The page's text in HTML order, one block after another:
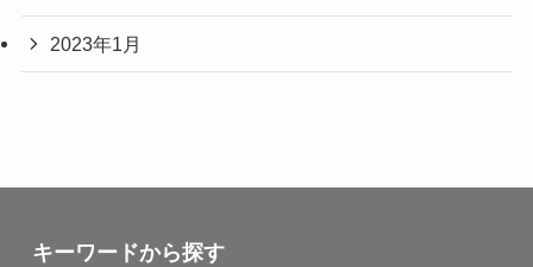
2023年1月
キーワードから探す